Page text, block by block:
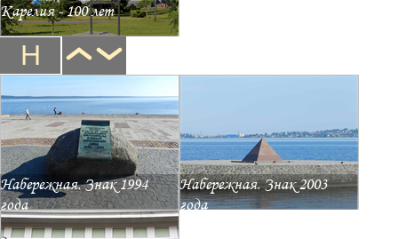
Карелия - 100 лет
Н
Набережная. Знак 1994
года
Набережная. Знак 2003
года